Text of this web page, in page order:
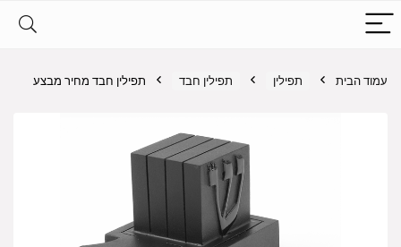
עמוד הבית תפילין תפילין חבד תפילין חבד מחיר מבצע